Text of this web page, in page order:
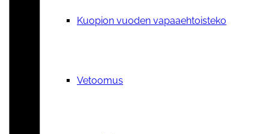
Kuopion vuoden vapaaehtoisteko
Vetoomus